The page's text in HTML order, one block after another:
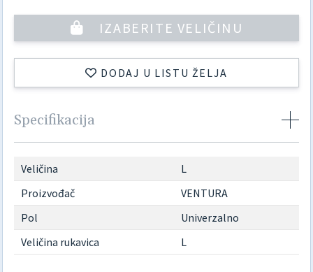
IZABERITE VELIČINU
DODAJ U LISTU ŽELJA
Specifikacija
Veličina
L
Proizvođač
VENTURA
Pol
Univerzalno
Veličina rukavica
L